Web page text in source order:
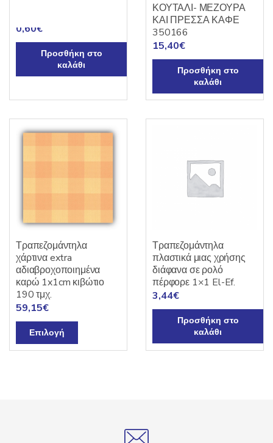
0,60€
Προσθήκη στο
καλάθι
ΚΟΥΤΑΛΙ- ΜΕΖΟΥΡΑ
ΚΑΙ ΠΡΕΣΣΑ ΚΑΦΕ
350166
15,40€
Προσθήκη στο
καλάθι
Τραπεζομάντηλα
χάρτινα extra
αδιαβροχοποιημένα
καρώ 1x1cm κιβώτιο
190 τμχ.
59,15€
Επιλογή
το
Τραπεζομάντηλα
πλαστικά μιας χρήσης
διάφανα σε ρολό
πέρφορε 1×1 El-Ef.
3,44€
Προσθήκη στο
καλάθι